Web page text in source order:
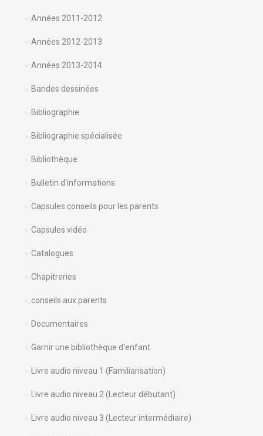
Années 2011-2012
Années 2012-2013
Années 2013-2014
Bandes dessinées
Bibliographie
Bibliographie spécialisée
Bibliothèque
Bulletin d'informations
Capsules conseils pour les parents
Capsules vidéo
Catalogues
Chapitreries
conseils aux parents
Documentaires
Garnir une bibliothèque d'enfant
Livre audio niveau 1 (Familiarisation)
Livre audio niveau 2 (Lecteur débutant)
Livre audio niveau 3 (Lecteur intermédiaire)